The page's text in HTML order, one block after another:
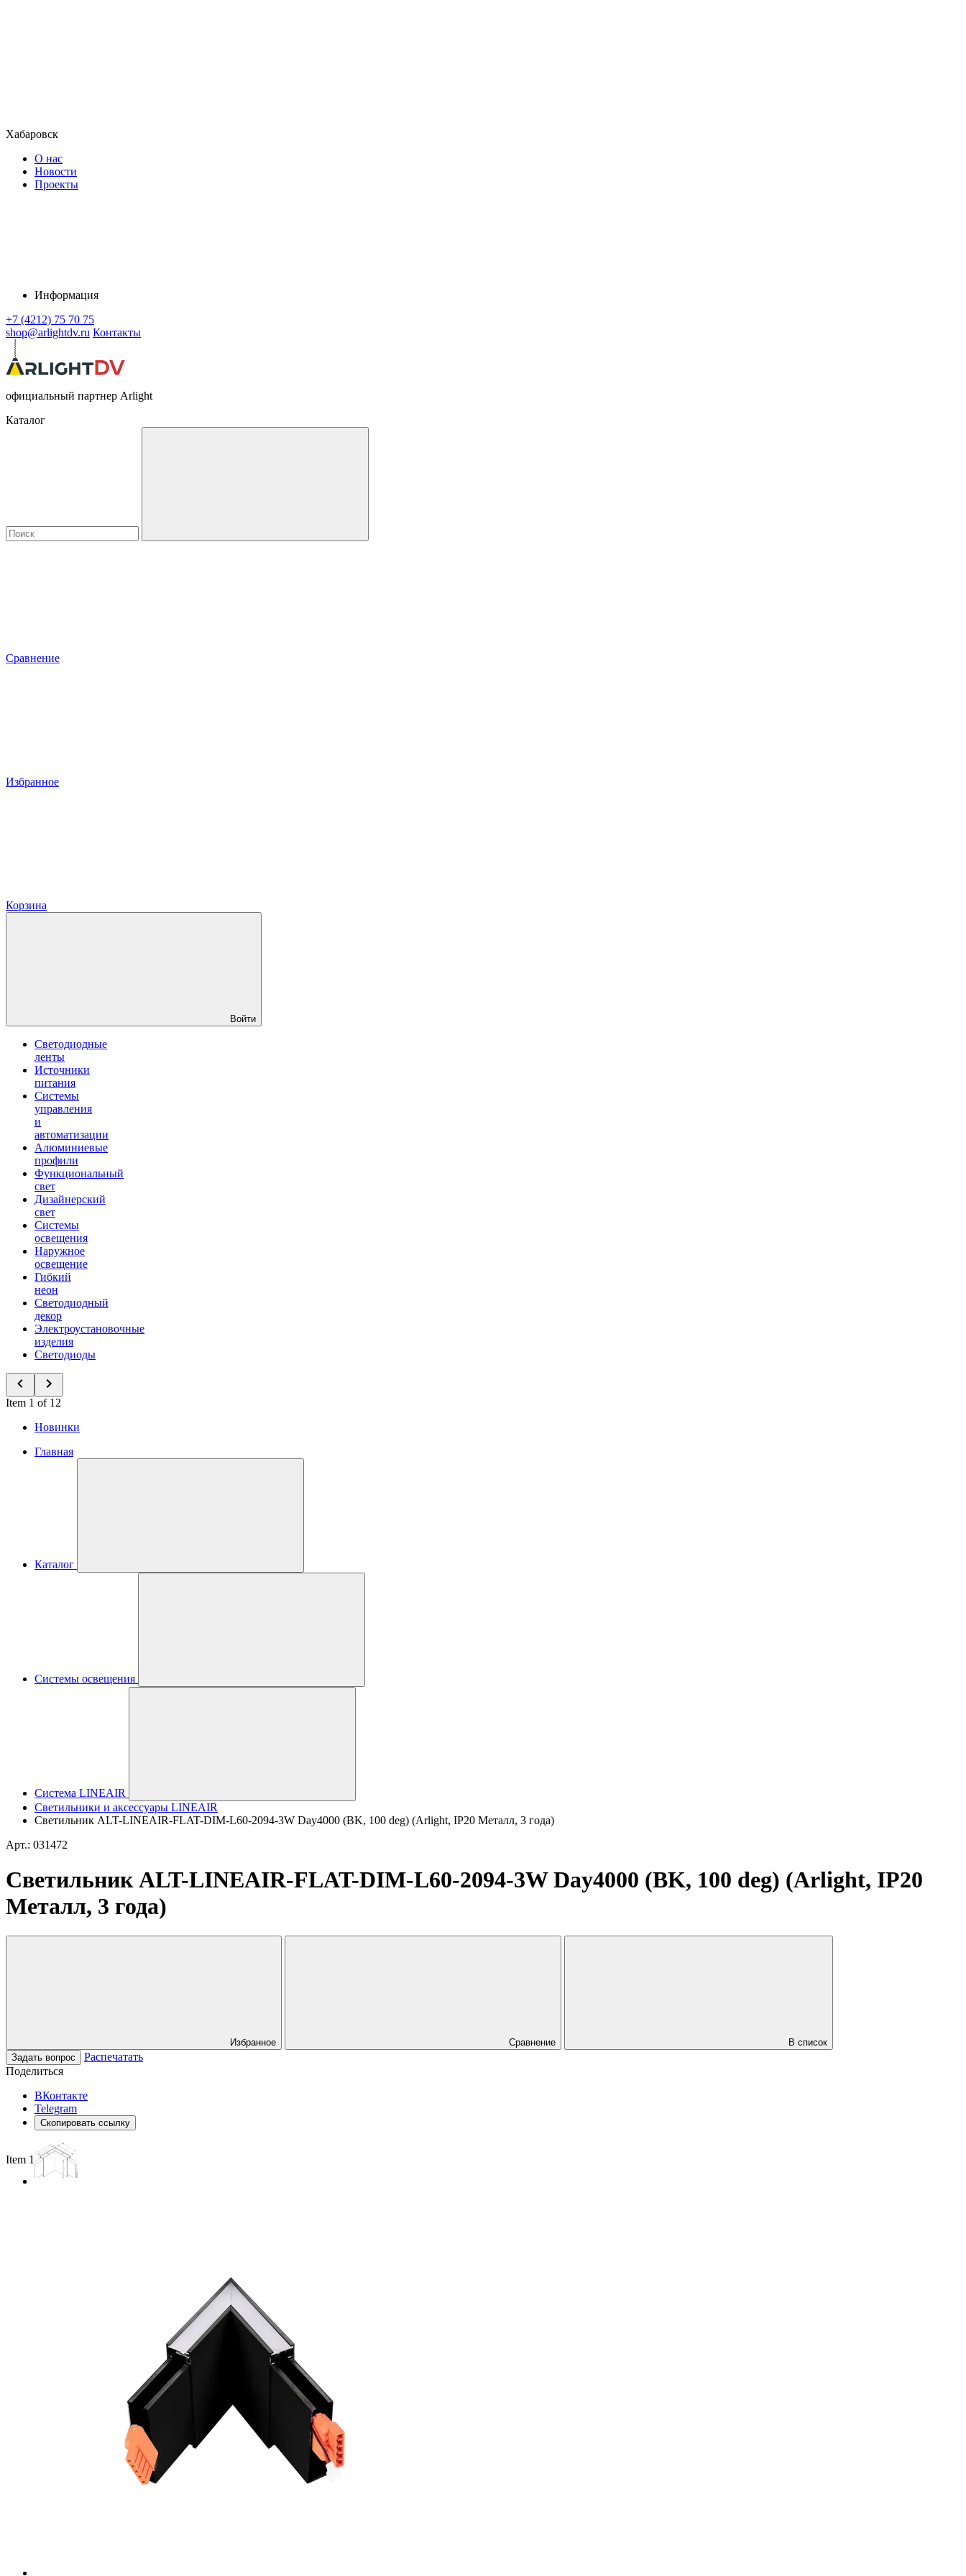
Хабаровск
О нас
Новости
Проекты
Информация
+7 (4212) 75 70 75
shop@arlightdv.ru Контакты
официальный партнер Arlight
Каталог
Сравнение
Избранное
Корзина
Войти
Светодиодные
ленты
Источники
питания
Системы
управления
и
автоматизации
Алюминиевые
профили
Функциональный
свет
Дизайнерский
свет
Системы
освещения
Наружное
освещение
Гибкий
неон
Светодиодный
декор
Электроустановочные
изделия
Светодиоды
Item 1 of 12
Новинки
Главная
Каталог
Системы освещения
Система LINEAIR
Светильники и аксессуары LINEAIR
Светильник ALT-LINEAIR-FLAT-DIM-L60-2094-3W Day4000 (BK, 100 deg) (Arlight, IP20 Металл, 3 года)
Арт.: 031472
Светильник ALT-LINEAIR-FLAT-DIM-L60-2094-3W Day4000 (BK, 100 deg) (Arlight, IP20
Металл, 3 года)
Избранное Сравнение
В список
Задать вопрос
Распечатать
Поделиться
ВКонтакте
Telegram
Скопировать ссылку
Item 1 of 2